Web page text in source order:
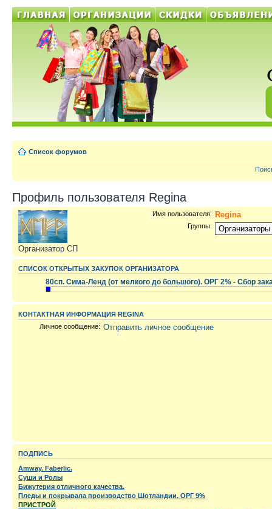
Список форумов
Профиль пользователя Regina
Организатор СП
Имя пользователя: Regina
Группы:
СПИСОК ОТКРЫТЫХ ЗАКУПОК ОРГАНИЗАТОРА
80сп. Сима-Ленд (от мелкого до большого). ОРГ 2% - Сбор
КОНТАКТНАЯ ИНФОРМАЦИЯ REGINA
Личное сообщение: Отправить личное сообщение
ПОДПИСЬ
Amway. Faberlic.
Суши и Ролы
Бижутерия отличного качества.
Пледы и покрывала производство Шотландии. ОРГ 9%
ПРИСТРОЙ